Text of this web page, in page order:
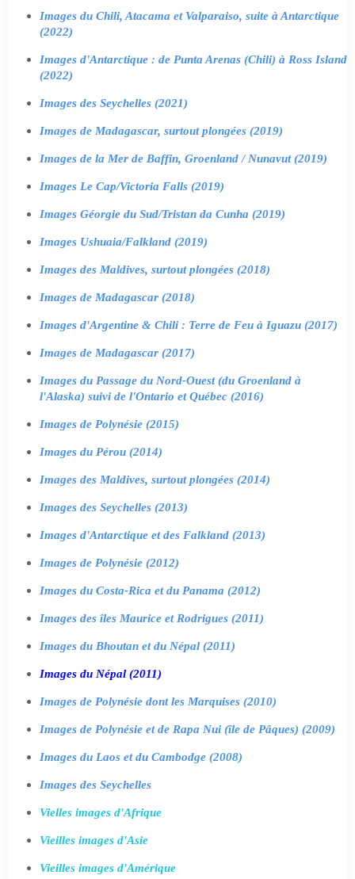
Images du Chili, Atacama et Valparaiso, suite à Antarctique
(2022)
Images d'Antarctique : de Punta Arenas (Chili) à Ross Island
(2022)
Images des Seychelles (2021)
Images de Madagascar, surtout plongées (2019)
Images de la Mer de Baffin, Groenland / Nunavut (2019)
Images Le Cap/Victoria Falls (2019)
Images Géorgie du Sud/Tristan da Cunha (2019)
Images Ushuaia/Falkland (2019)
Images des Maldives, surtout plongées (2018)
Images de Madagascar (2018)
Images d'Argentine & Chili : Terre de Feu à Iguazu (2017)
Images de Madagascar (2017)
Images du Passage du Nord-Ouest (du Groenland à
l'Alaska) suivi de l'Ontario et Québec (2016)
Images de Polynésie (2015)
Images du Pérou (2014)
Images des Maldives, surtout plongées (2014)
Images des Seychelles (2013)
Images d'Antarctique et des Falkland (2013)
Images de Polynésie (2012)
Images du Costa-Rica et du Panama (2012)
Images des îles Maurice et Rodrigues (2011)
Images du Bhoutan et du Népal (2011)
Images du Népal (2011)
Images de Polynésie dont les Marquises (2010)
Images de Polynésie et de Rapa Nui (île de Pâques) (2009)
Images du Laos et du Cambodge (2008)
Images des Seychelles
Vielles images d'Afrique
Vieilles images d'Asie
Vieilles images d'Amérique